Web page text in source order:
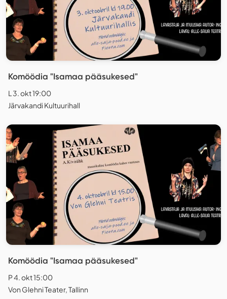
Komöödia "Isamaa pääsukesed"
L 3. okt 19:00
Järvakandi Kultuurihall
Komöödia "Isamaa pääsukesed"
P 4. okt 15:00
Von Glehni Teater, Tallinn